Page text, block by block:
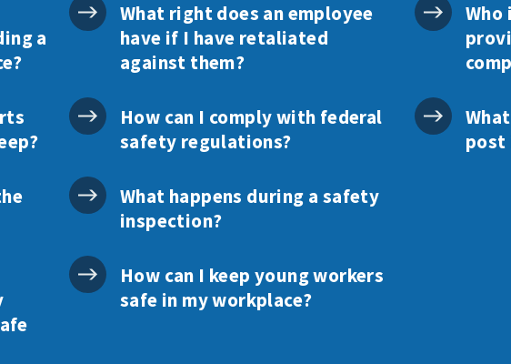
a
What right does an employee
have if I have retaliated
against them?
How can I comply with federal
safety regulations?
What happens during a safety
inspection?
How can I keep young workers
safe in my workplace?
Who
post